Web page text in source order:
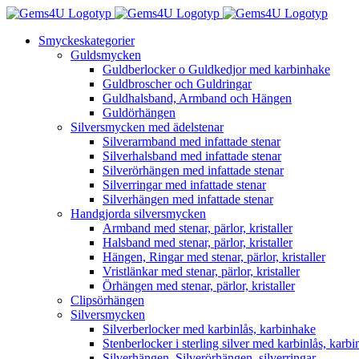
Fortsätt
innehålletSmyckeskategorier
Guldsmycken
Guldberlocker o Guldkedjor med karbinhake
Guldbroscher och Guldringar
Guldhalsband, Armband och Hängen
Guldörhängen
Silversmycken med ädelstenar
Silverarmband med infattade stenar
Silverhalsband med infattade stenar
Silverörhängen med infattade stenar
Silverringar med infattade stenar
Silverhängen med infattade stenar
Handgjorda silversmycken
Armband med stenar, pärlor, kristaller
Halsband med stenar, pärlor, kristaller
Hängen, Ringar med stenar, pärlor, kristaller
Vristlänkar med stenar, pärlor, kristaller
Örhängen med stenar, pärlor, kristaller
Clipsörhängen
Silversmycken
Silverberlocker med karbinlås, karbinhake
Stenberlocker i sterling silver med karbinlås,